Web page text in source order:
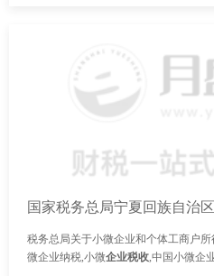
税务总局关于小微企业和个体工商户
微企业纳税,小微企业税收,中国小微企